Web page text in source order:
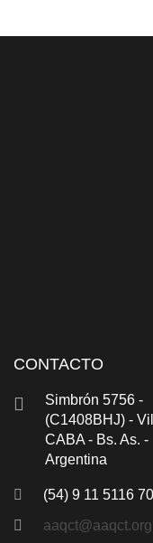
CONTACTO
Simbrón 5756 -
(C1408BHJ) -
CABA - Bs. As. -
Argentina
(54) 9 11 5116